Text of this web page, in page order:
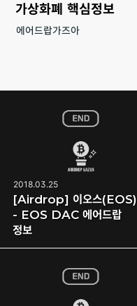
가상화폐 핵심정보
에어드랍가즈아
2018.03.25
[Airdrop] 이오스(EOS)
- EOS DAC 에어드랍
정보